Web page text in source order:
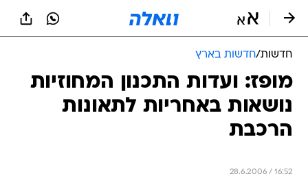
חדשות/חדשות בארץ
מופז: ועדות התכנון המחוזיות
נושאות באחריות לתאונות
הרכבת
28.6.2006 / 16:52